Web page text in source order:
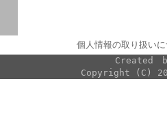
個人情報の取り扱い
Created
Copyright (C)